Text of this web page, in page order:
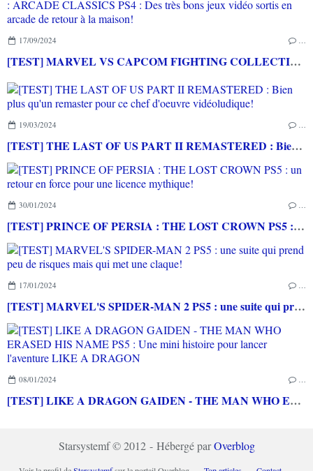
17/09/2024
[TEST] MARVEL VS CAPCOM FIGHTING COLLECTION : ARCADE CLASSICS PS4 : Des très bons jeux vidéo sortis en arcade de retour à la maison!
19/03/2024
[TEST] THE LAST OF US PART II REMASTERED : Bien plus qu'un remaster pour ce chef d'oeuvre vidéoludique!
30/01/2024
[TEST] PRINCE OF PERSIA : THE LOST CROWN PS5 : un retour en force pour une licence mythique!
17/01/2024
[TEST] MARVEL'S SPIDER-MAN 2 PS5 : une suite qui prend peu de risques mais qui met une claque!
08/01/2024
[TEST] LIKE A DRAGON GAIDEN - THE MAN WHO ERASED HIS NAME PS5 : Une mini histoire pour lancer l'aventure LIKE A DRAGON
Starsystemf © 2012 - Hébergé parOverblog